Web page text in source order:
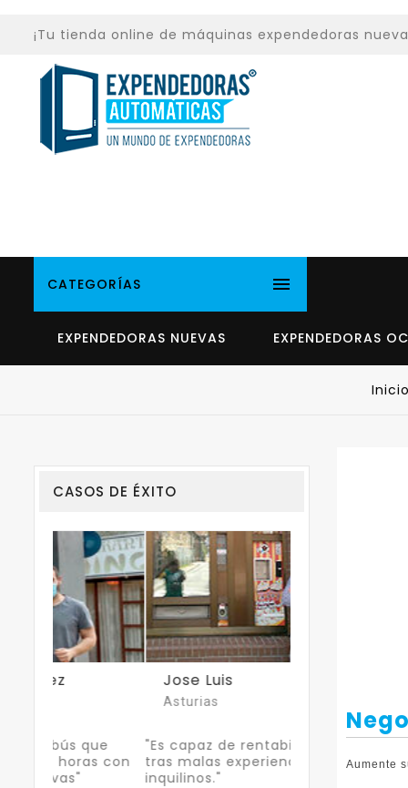
¡Tu tienda online de máquinas expendedoras
CATEGORÍAS 
EXPENDEDORAS NUEVAS EXPENDEDORAS
CASOS DE ÉXITO
"Es capaz de rentabilizar su local
tras malas experiencias con
inquilinos."
instaladasAumente